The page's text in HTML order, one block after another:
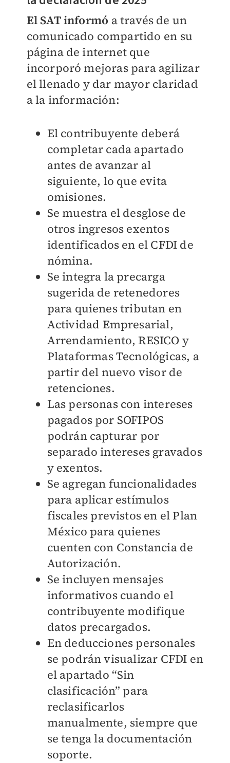
El SAT informó a través de un
comunicado compartido en su
página de internet que
incorporó mejoras para agilizar
el llenado y dar mayor claridad
a la información:
El contribuyente deberá
completar cada apartado
antes de avanzar al
siguiente, lo que evita
omisiones.
Se muestra el desglose de
otros ingresos exentos
identificados en el CFDI de
nómina.
Se integra la precarga
sugerida de retenedores
para quienes tributan en
Actividad Empresarial,
Arrendamiento, RESICO y
Plataformas Tecnológicas, a
partir del nuevo visor de
retenciones.
Las personas con intereses
pagados por SOFIPOS
podrán capturar por
separado intereses gravados
y exentos.
Se agregan funcionalidades
para aplicar estímulos
fiscales previstos en el Plan
México para quienes
cuenten con Constancia de
Autorización.
Se incluyen mensajes
informativos cuando el
contribuyente modifique
datos precargados.
En deducciones personales
se podrán visualizar CFDI en
el apartado “Sin
clasificación” para
reclasificarlos
manualmente, siempre que
se tenga la documentación
soporte.